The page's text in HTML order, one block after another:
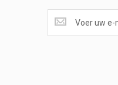
ONTVANGEN?
<br>SCHRIJF